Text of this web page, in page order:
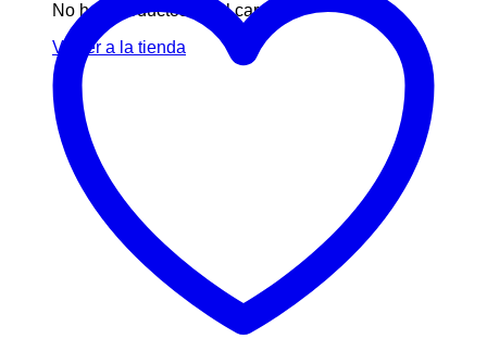
No hay productos en el carrito.
Volver a la tienda